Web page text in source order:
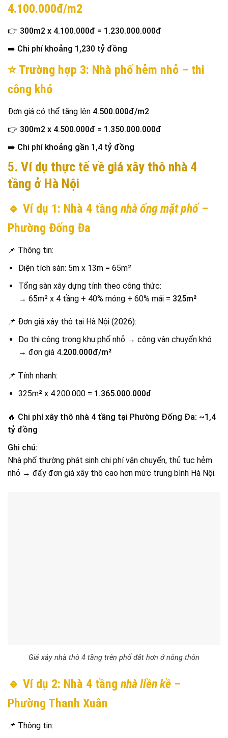
4.100.000đ/m2
👉 300m2 x 4.100.000đ = 1.230.000.000đ
➡️ Chi phí khoảng 1,230 tỷ đồng
⭐ Trường hợp 3: Nhà phố hẻm nhỏ – thi
công khó
Đơn giá có thể tăng lên 4.500.000đ/m2
👉 300m2 x 4.500.000đ = 1.350.000.000đ
➡️ Chi phí khoảng gần 1,4 tỷ đồng
5. Ví dụ thực tế về giá xây thô nhà 4
tầng ở Hà Nội
🔹 Ví dụ 1: Nhà 4 tầng nhà ống mặt phố–
Phường Đống Đa
📌 Thông tin:
Diện tích sàn: 5m x 13m = 65m²
Tổng sàn xây dựng tính theo công thức:
→ 65m² x 4 tầng + 40% móng + 60% mái = 325m²
📌 Đơn giá xây thô tại Hà Nội (2026):
Do thi công trong khu phố nhỏ → công vận chuyển khó
→ đơn giá 4.200.000đ/m²
📌 Tính nhanh:
325m² x 4.200.000 = 1.365.000.000đ
🔥 Chi phí xây thô nhà 4 tầng tại Phường Đống Đa: ~1,4
tỷ đồng
Ghi chú:
Nhà phố thường phát sinh chi phí vận chuyển, thủ tục hẻm
nhỏ → đẩy đơn giá xây thô cao hơn mức trung bình Hà Nội.
Giá xây nhà thô 4 tầng trên phố đắt hơn ở nông thôn
🔹 Ví dụ 2: Nhà 4 tầng nhà liền kề –
Phường Thanh Xuân
📌 Thông tin: